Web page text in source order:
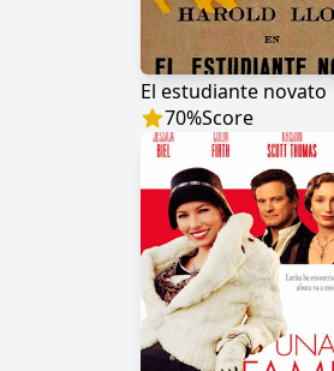
El estudiante novato
70%Score